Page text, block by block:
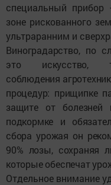
специальный
зоне рискованного
ультраранним и
Виноградарство, по
это искусство,
соблюдения
процедур: прищипке
защите от болезней
подкормке и
сбора урожая он
90% лозы, сохраняя
которые обеспечат
Отдельное внимание